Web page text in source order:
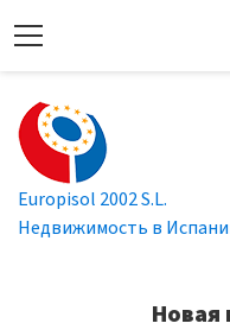
Europisol 2002 S.L.
Недвижимость в
Новая